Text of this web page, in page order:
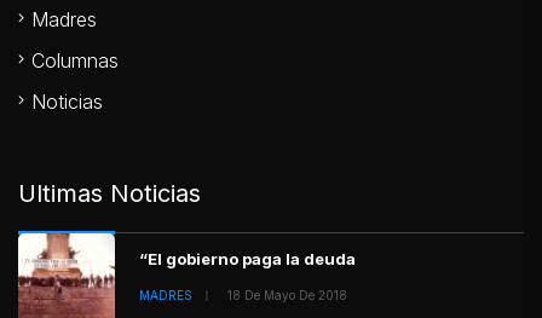
Madres
Columnas
Noticias
Ultimas Noticias
“El gobierno paga la deuda
MADRES 18 De Mayo De 2018